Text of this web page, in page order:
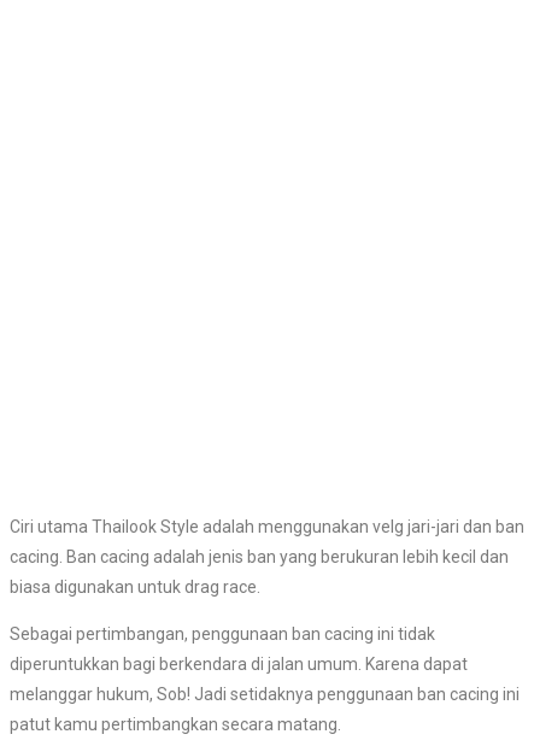
Ciri utama Thailook Style adalah menggunakan velg jari-jari dan ban
cacing. Ban cacing adalah jenis ban yang berukuran lebih kecil dan
biasa digunakan untuk drag race.
Sebagai pertimbangan, penggunaan ban cacing ini tidak
diperuntukkan bagi berkendara di jalan umum. Karena dapat
melanggar hukum, Sob! Jadi setidaknya penggunaan ban cacing ini
patut kamu pertimbangkan secara matang.